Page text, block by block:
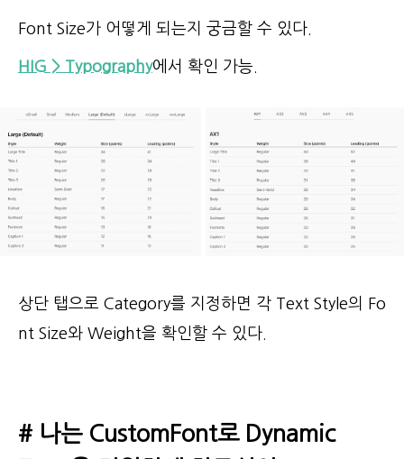
Font Size가 어떻게 되는지 궁금할 수 있다.
HIG > Typography에서 확인 가능.
상단 탭으로 Category를 지정하면 각 Text Style의 Fo
nt Size와 Weight을 확인할 수 있다.
# 나는 CustomFont로 Dynamic